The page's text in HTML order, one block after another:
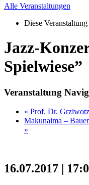
Alle Veranstaltungen
Diese
Jazz-
Spielwiese”
Veranstaltung
« Prof. Dr.
Makunaima –
»
16.07.2017 |